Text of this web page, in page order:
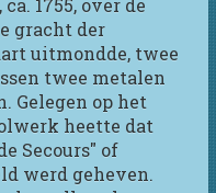
1755, over de
gracht der
uitmondde, twee
twee metalen
Gelegen op het
heette dat
Secours" of
werd geheven.